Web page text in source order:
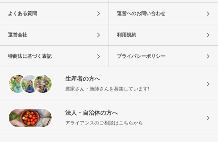
よくある質問 運営へのお問い合わせ
運営会社 利用規約
特商法に基づく表記 プライバシーポリシー
生産者の方へ
農家さん・漁師さんを募集しています!
法人・自治体の方へ
アライアンスのご相談はこちらから